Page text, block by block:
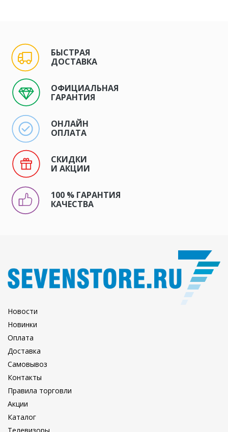
БЫСТРАЯ
ДОСТАВКА
ОФИЦИАЛЬНАЯ
ГАРАНТИЯ
ОНЛАЙН
ОПЛАТА
СКИДКИ
И АКЦИИ
100 % ГАРАНТИЯ
КАЧЕСТВА
Новости
Новинки
Оплата
Доставка
Самовывоз
Контакты
Правила торговли
Акции
Каталог